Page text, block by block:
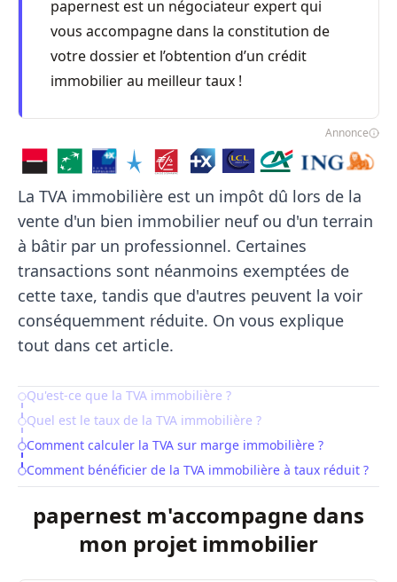
papernest est un négociateur expert qui
vous accompagne dans la constitution de
votre dossier et l’obtention d’un crédit
immobilier au meilleur taux !
Annonce
La TVA immobilière est un impôt dû lors de la
vente d'un bien immobilier neuf ou d'un terrain
à bâtir par un professionnel. Certaines
transactions sont néanmoins exemptées de
cette taxe, tandis que d'autres peuvent la voir
conséquemment réduite. On vous explique
tout dans cet article.
Table of Contents
Qu'est-ce que la TVA immobilière ?
Quel est le taux de la TVA immobilière ?
Comment calculer la TVA sur marge immobilière ?
Comment bénéficier de la TVA immobilière à taux réduit ?
papernest m'accompagne dans
mon projet immobilier